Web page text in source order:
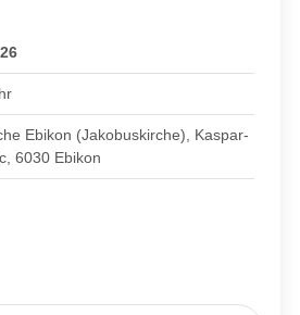
Ebikon (Jakobuskirche), Kaspar-
6030 Ebikon